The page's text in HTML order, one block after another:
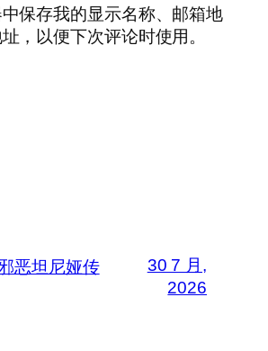
保存我的显示名称、邮箱地
，以便下次评论时使用。
恶坦尼娅传
30 7 月,
2026